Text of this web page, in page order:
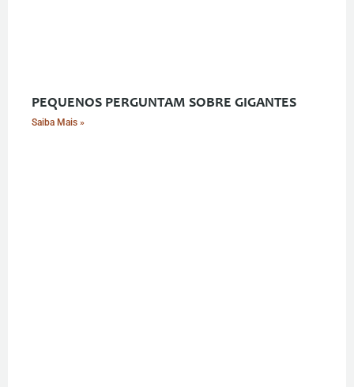
PEQUENOS PERGUNTAM SOBRE GIGANTES
Saiba Mais »